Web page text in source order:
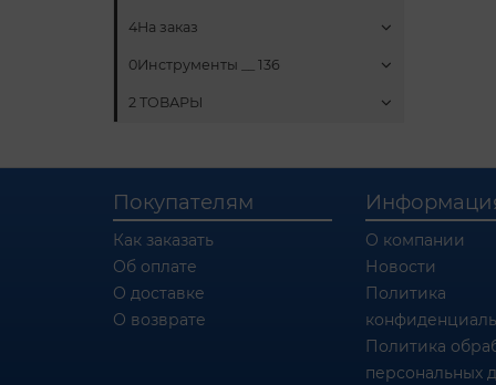
4На заказ
0Инструменты __ 136
2 ТОВАРЫ
Покупателям
Как заказать
Об оплате
О доставке
О возврате
О компании
Новости
Политика
Политика
персональных